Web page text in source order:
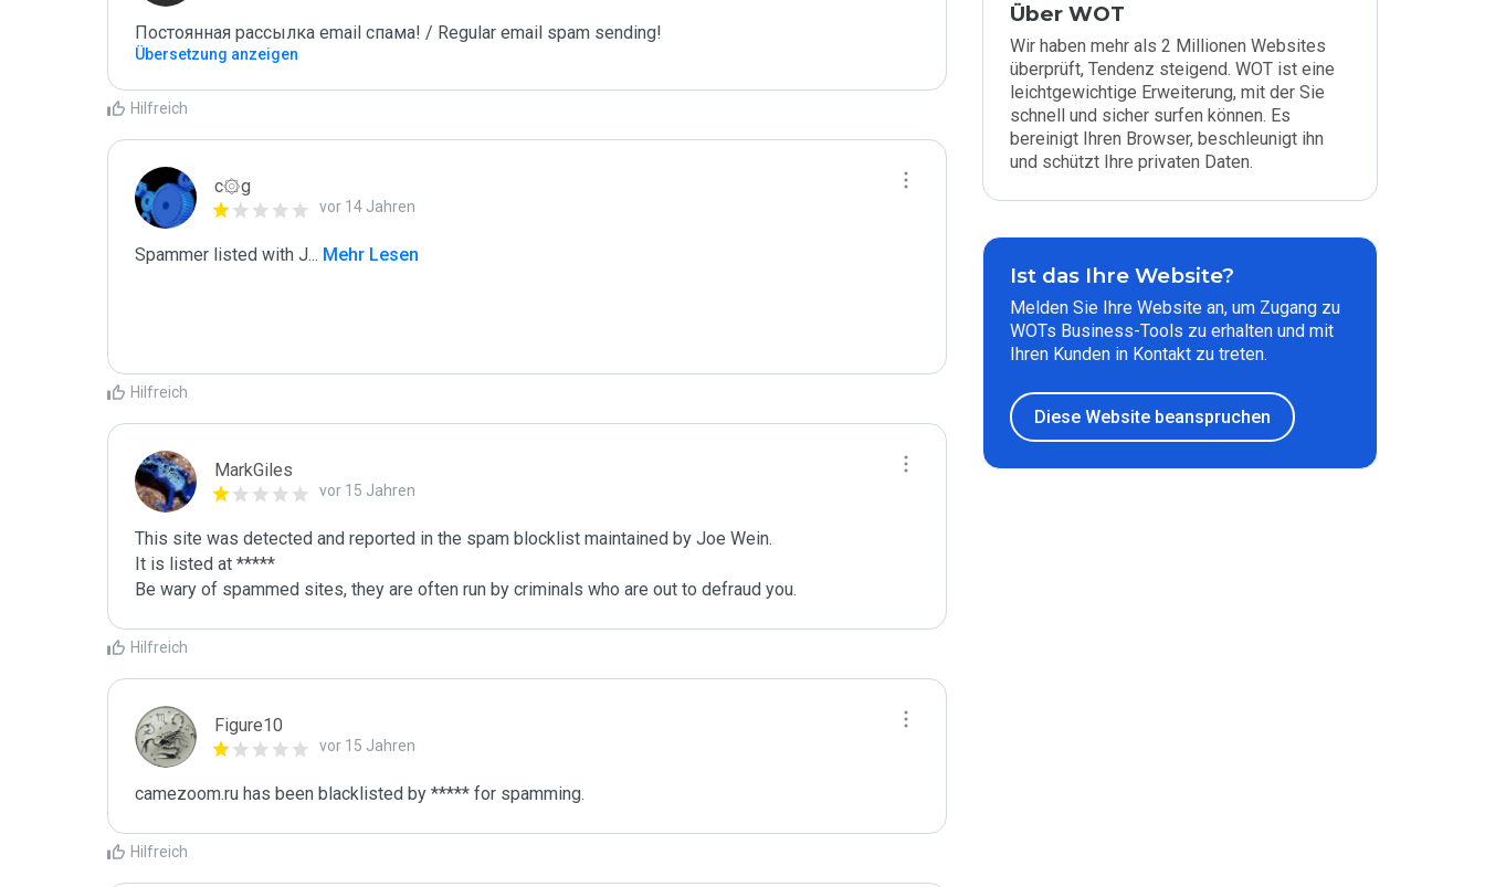
Постоянная рассылка email спама! / Regular email spam sending!
Übersetzung anzeigen
Hilfreich
c۞g
vor 14 Jahren
Spammer listed with J... Mehr Lesen
Hilfreich
MarkGiles
vor 15 Jahren
This site was detected and reported in the spam blocklist maintained by Joe Wein.
It is listed at *****
Be wary of spammed sites, they are often run by criminals who are out to defraud you.
Hilfreich
Figure10
vor 15 Jahren
camezoom.ru has been blacklisted by ***** for spamming.
Hilfreich
Über WOT
Wir haben mehr als 2 Millionen Websites
überprüft, Tendenz steigend. WOT ist eine
leichtgewichtige Erweiterung, mit der Sie
schnell und sicher surfen können. Es
bereinigt Ihren Browser, beschleunigt ihn
und schützt Ihre privaten Daten.
Ist das Ihre Website?
Melden Sie Ihre Website an, um Zugang zu
WOTs Business-Tools zu erhalten und mit
Ihren Kunden in Kontakt zu treten.
Diese Website beanspruchen